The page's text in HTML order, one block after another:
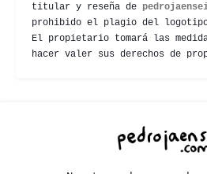
titular y reseña de
prohibido el plagio del
El propietario tomará las
hacer valer sus derechos de